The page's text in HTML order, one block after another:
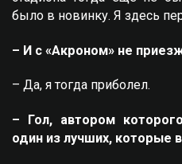
было в новинку. Я здесь
– И с «Акроном» не
– Да, я тогда приболел.
– Гол, автором
один из лучших, которые